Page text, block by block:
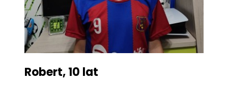
Robert, 10 lat